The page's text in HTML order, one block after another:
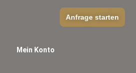
Mein Konto
Anfrage starten